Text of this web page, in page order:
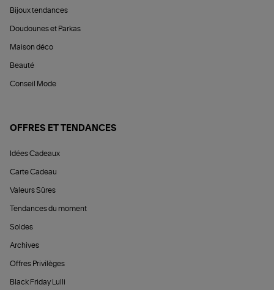
Bijoux tendances
Doudounes et Parkas
Maison déco
Beauté
Conseil Mode
OFFRES ET TENDANCES
Idées Cadeaux
Carte Cadeau
Valeurs Sûres
Tendances du moment
Soldes
Archives
Offres Privilèges
Black Friday Lulli